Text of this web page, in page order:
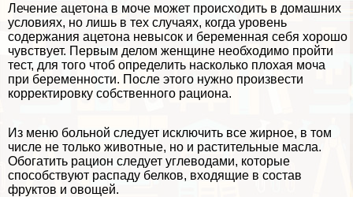
Лечение ацетона в моче может происходить в домашних
условиях, но лишь в тех случаях, когда уровень
содержания ацетона невысок и беременная себя хорошо
чувствует. Первым делом женщине необходимо пройти
тест, для того чтоб определить насколько плохая моча
при беременности. После этого нужно произвести
корректировку собственного рациона.
Из меню больной следует исключить все жирное, в том
числе не только животные, но и растительные масла.
Обогатить рацион следует углеводами, которые
способствуют распаду белков, входящие в состав
фруктов и овощей.